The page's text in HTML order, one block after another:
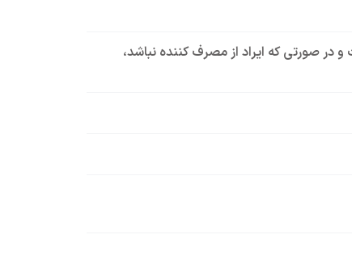
و در صورتی که ایراد از مصرف کننده نباشد،